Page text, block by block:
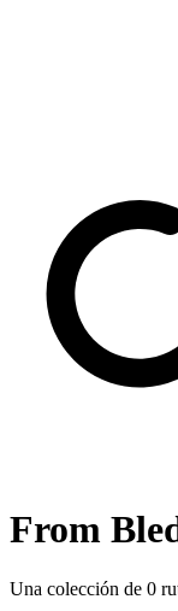
From
Una colección de 0